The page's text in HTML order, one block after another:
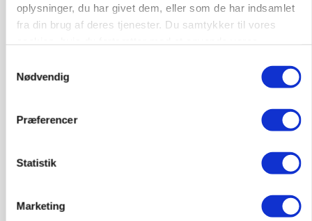
oplysninger, du har givet dem, eller som de har indsamlet
fra din brug af deres tjenester. Du samtykker til vores
Nødvendig
Præferencer
Statistik
Marketing
LEDER
Det er en uskik at udlægge et røgslør om
økoproduktion